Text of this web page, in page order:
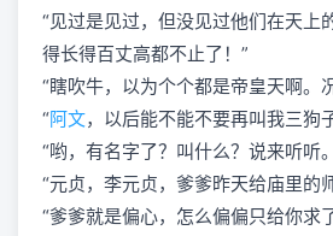
“见过是见过，但没见过他们在天
得长得百丈高都不止了！”
“瞎吹牛，以为个个都是帝皇天啊。
“阿文，以后能不能不要再叫我三狗
“哟，有名字了？叫什么？说来听听
“元贞，李元贞，爹爹昨天给庙里的
“爹爹就是偏心，怎么偏偏只给你求